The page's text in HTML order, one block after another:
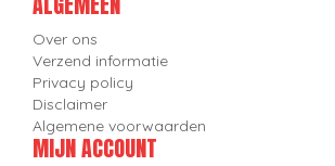
Over ons
Verzend informatie
Privacy policy
Disclaimer
Algemene voorwaarden
MIJN ACCOUNT